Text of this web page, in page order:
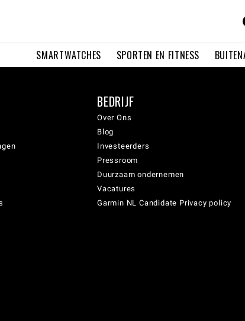
SMARTWATCHES SPORTEN EN FITNESS
BEDRIJF
Over Ons
Blog
Investeerders
Pressroom
Duurzaam ondernemen
Vacatures
Garmin NL Candidate Privacy policy